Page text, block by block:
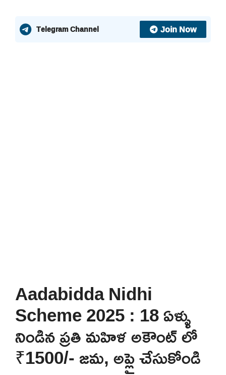
Telegram Channel Join Now
Aadabidda Nidhi
Scheme 2025 : 18 ఏళ్ళు
నిండిన ప్రతి మహిళ అకౌంట్ లో
₹1500/- జమ, అప్లై చేసుకోండి